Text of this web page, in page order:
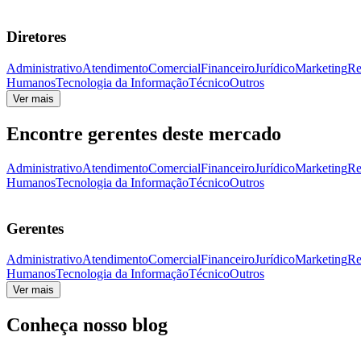
Diretores
AdministrativoAtendimentoComercialFinanceiroJurídicoMarketing
HumanosTecnologia da InformaçãoTécnicoOutros
Ver mais
Encontre gerentes deste mercado
AdministrativoAtendimentoComercialFinanceiroJurídicoMarketing
HumanosTecnologia da InformaçãoTécnicoOutros
Gerentes
AdministrativoAtendimentoComercialFinanceiroJurídicoMarketing
HumanosTecnologia da InformaçãoTécnicoOutros
Ver mais
Conheça nosso blog